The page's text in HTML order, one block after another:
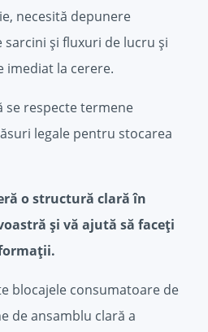
necesită depunere
și fluxuri de lucru și
imediat la cerere.
se respecte termene
legale pentru stocarea
o structură clară în
și vă ajută să faceți
blocajele consumatoare de
de ansamblu clară a